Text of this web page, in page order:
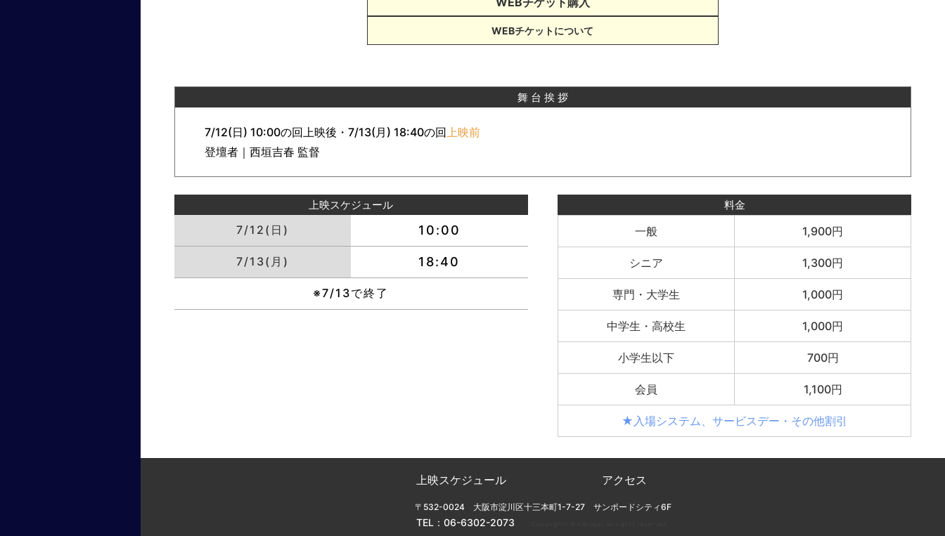
WEBチケットについて
舞 台 挨 拶
7/12(日) 10:00の回上映後・7/13(月) 18:40の回 上映前
登壇者｜西垣吉春 監督
上映スケジュール
7/12(日) 10:00
7/13(月) 18:40
※7/13で終了
料金
一般 1,900円
シニア 1,300円
専門・大学生 1,000円
中学生・高校生 1,000円
小学生以下 700円
会員 1,100円
★入場システム、サービスデー・その他割引
上映スケジュール アクセス
〒532-0024 大阪市淀川区十三本町1-7-27 サンポードシティ6F
TEL： 06-6302-2073